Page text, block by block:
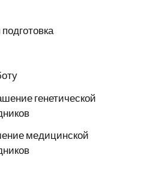
генетической
медицинской